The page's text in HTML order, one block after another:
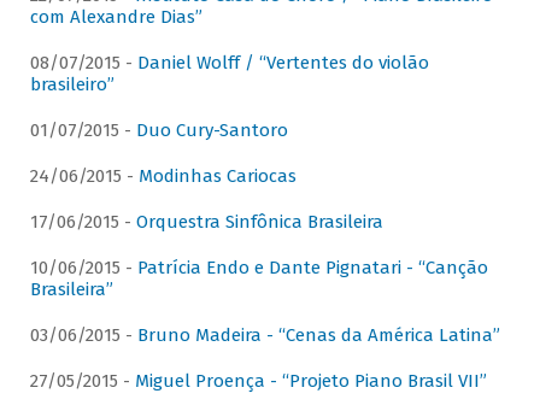
com Alexandre Dias”
08/07/2015 - Daniel Wolff / “Vertentes do violão
brasileiro”
01/07/2015 - Duo Cury-Santoro
24/06/2015 - Modinhas Cariocas
17/06/2015 - Orquestra Sinfônica Brasileira
10/06/2015 - Patrícia Endo e Dante Pignatari - “Canção
Brasileira”
03/06/2015 - Bruno Madeira - “Cenas da América Latina”
27/05/2015 - Miguel Proença - “Projeto Piano Brasil VII”